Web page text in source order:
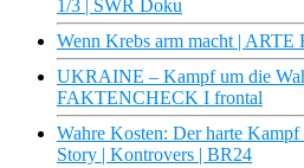
1/3 | SWR Doku
Wenn Krebs arm macht | ARTE
UKRAINE – Kampf um die
FAKTENCHECK I frontal
Wahre Kosten: Der harte
Story | Kontrovers | BR24